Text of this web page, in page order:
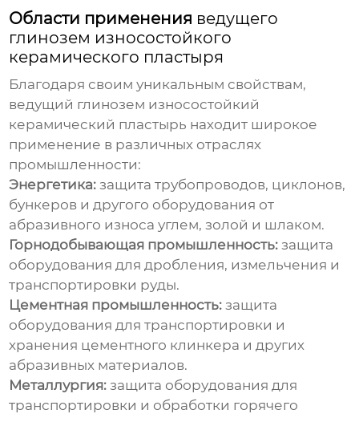
Области применения ведущего
глинозем износостойкого
керамического пластыря
Благодаря своим уникальным свойствам,
ведущий глинозем износостойкий
керамический пластырь находит широкое
применение в различных отраслях
промышленности:
Энергетика: защита трубопроводов, циклонов,
бункеров и другого оборудования от
абразивного износа углем, золой и шлаком.
Горнодобывающая промышленность: защита
оборудования для дробления, измельчения и
транспортировки руды.
Цементная промышленность: защита
оборудования для транспортировки и
хранения цементного клинкера и других
абразивных материалов.
Металлургия: защита оборудования для
транспортировки и обработки горячего